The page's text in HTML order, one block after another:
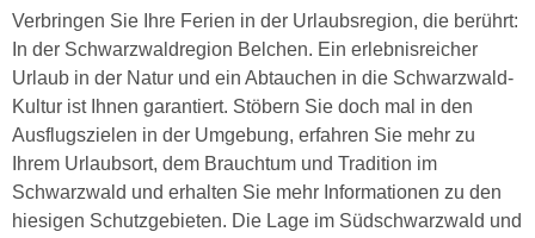
Verbringen Sie Ihre Ferien in der Urlaubsregion, die berührt:
In der Schwarzwaldregion Belchen. Ein erlebnisreicher
Urlaub in der Natur und ein Abtauchen in die Schwarzwald-
Kultur ist Ihnen garantiert. Stöbern Sie doch mal in den
Ausflugszielen in der Umgebung, erfahren Sie mehr zu
Ihrem Urlaubsort, dem Brauchtum und Tradition im
Schwarzwald und erhalten Sie mehr Informationen zu den
hiesigen Schutzgebieten. Die Lage im Südschwarzwald und